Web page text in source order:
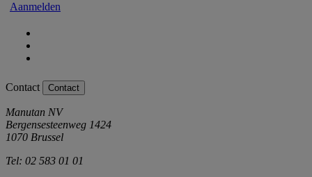
Aanmelden
Contact Contact
Manutan NV
Bergensesteenweg 1424
1070 Brussel
Tel: 02 583 01 01